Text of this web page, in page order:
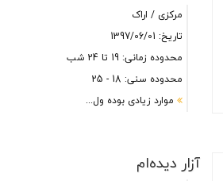
مرکزی / اراک
تاریخ: 1397/06/01
محدوده زمانی: 19 تا 24 شب
محدوده سنی: 18 - 25
موارد زیادی بوده ول...
آزار دیده‌ام